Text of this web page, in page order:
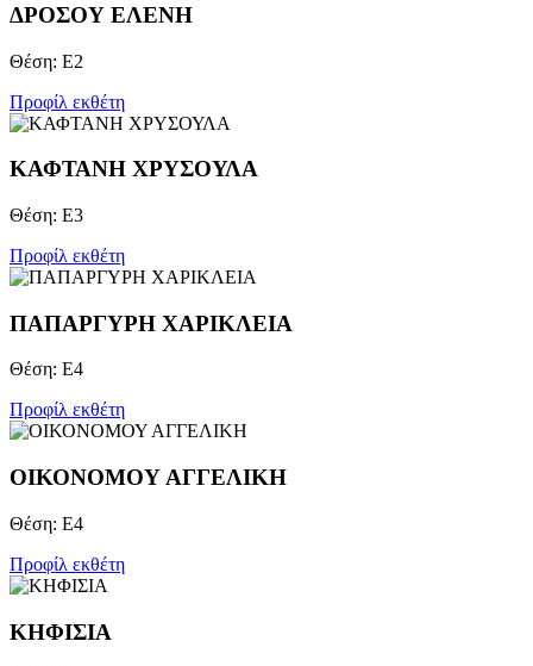
ΔΡΟΣΟΥ ΕΛΕΝΗ
Θέση: Ε2
Προφίλ εκθέτη
ΚΑΦΤΑΝΗ ΧΡΥΣΟΥΛΑ
Θέση: Ε3
Προφίλ εκθέτη
ΠΑΠΑΡΓΥΡΗ ΧΑΡΙΚΛΕΙΑ
Θέση: Ε4
Προφίλ εκθέτη
ΟΙΚΟΝΟΜΟΥ ΑΓΓΕΛΙΚΗ
Θέση: Ε4
Προφίλ εκθέτη
ΚΗΦΙΣΙΑ